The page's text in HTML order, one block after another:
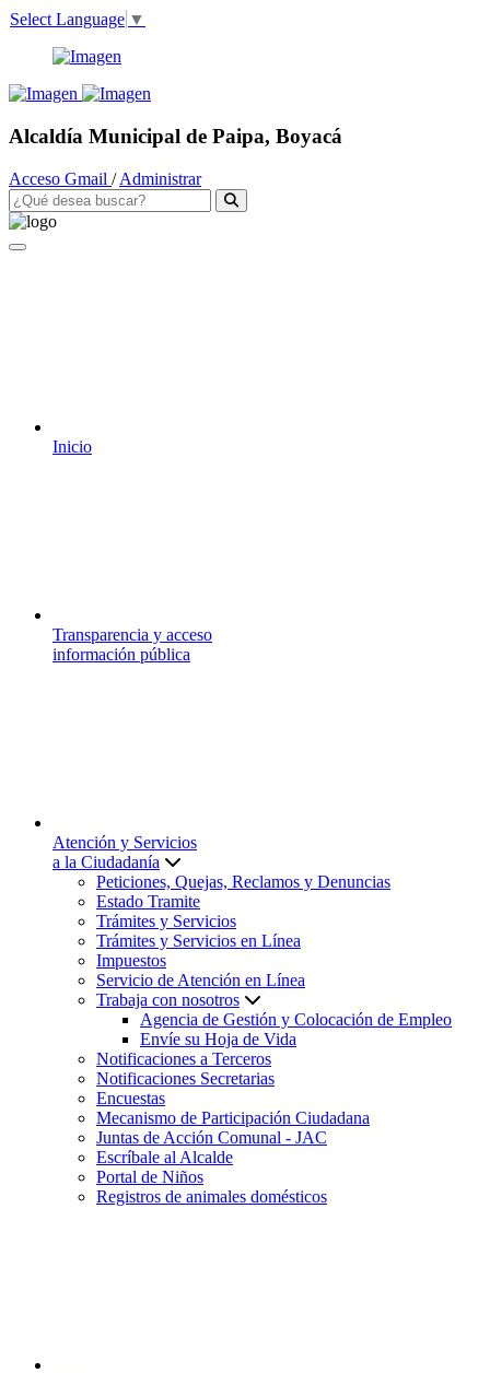
Select Language ▼
Alcaldía Municipal de Paipa, Boyacá
Acceso Gmail /Administrar
Inicio
Transparencia y acceso
información pública
Atención y Servicios
a la Ciudadanía
Peticiones, Quejas, Reclamos y Denuncias
Estado Tramite
Trámites y Servicios
Trámites y Servicios en Línea
Impuestos
Servicio de Atención en Línea
Trabaja con nosotros
Agencia de Gestión y Colocación de Empleo
Envíe su Hoja de Vida
Notificaciones a Terceros
Notificaciones Secretarias
Encuestas
Mecanismo de Participación Ciudadana
Juntas de Acción Comunal - JAC
Escríbale al Alcalde
Portal de Niños
Registros de animales domésticos